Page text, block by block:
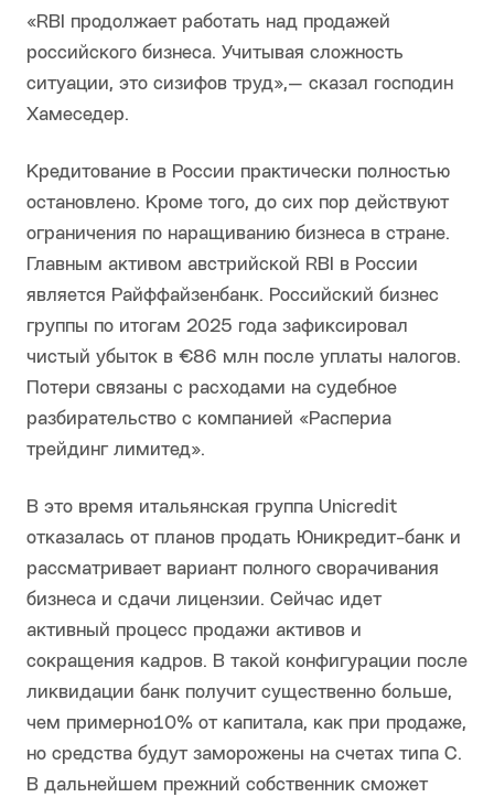
«RBI продолжает работать над продажей
российского бизнеса. Учитывая сложность
ситуации, это сизифов труд»,— сказал господин
Хамеседер.
Кредитование в России практически полностью
остановлено. Кроме того, до сих пор действуют
ограничения по наращиванию бизнеса в стране.
Главным активом австрийской RBI в России
является Райффайзенбанк. Российский бизнес
группы по итогам 2025 года зафиксировал
чистый убыток в €86 млн после уплаты налогов.
Потери связаны с расходами на судебное
разбирательство с компанией «Распериа
трейдинг лимитед».
В это время итальянская группа Unicredit
отказалась от планов продать Юникредит-банк и
рассматривает вариант полного сворачивания
бизнеса и сдачи лицензии. Сейчас идет
активный процесс продажи активов и
сокращения кадров. В такой конфигурации после
ликвидации банк получит существенно больше,
чем примерно10% от капитала, как при продаже,
но средства будут заморожены на счетах типа С.
В дальнейшем прежний собственник сможет